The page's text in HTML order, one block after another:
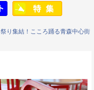
祭り集結！こころ踊る青森中心街